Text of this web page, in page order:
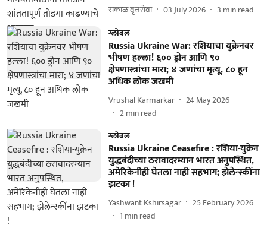
सकाळ वृत्तसेवा 03 July 2026 3 min read
ग्लोबल
Russia Ukraine War: रशियाचा युक्रेनवर
भीषण हल्ला! ६०० ड्रोन आणि ९०
क्षेपणास्त्रांचा मारा; ४ जणांचा मृत्यू, ८० हून
अधिक लोक जखमी
Vrushal Karmarkar
24 May 2026
2min read
ग्लोबल
Russia Ukraine Ceasefire : रशिया-युक्रेन
युद्धबंदीच्या ठरावादरम्यान भारत अनुपस्थित,
अमेरिकेनीही घेतला नाही सहभाग; झेलेन्स्कींना
झटका !
Yashwant Kshirsagar
25 February 2026
1 min read